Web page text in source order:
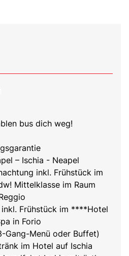
bus dich weg!
– Ischia - Neapel
inkl. Frühstück im
Mittelklasse im Raum
Frühstück im ****Hotel
in Forio
Gang-Menü oder Buffet)
im Hotel auf Ischia